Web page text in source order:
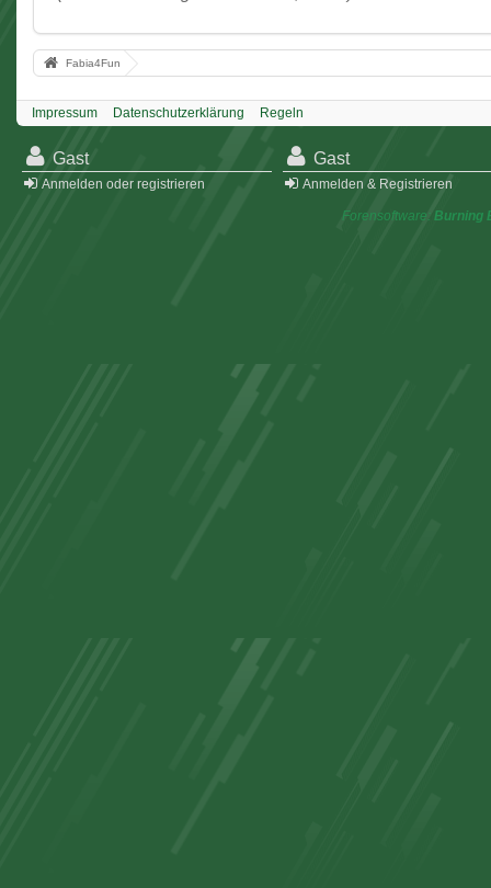
Fabia4Fun
Impressum Datenschutzerklärung Regeln
Gast
Anmelden oder registrieren
Gast
Anmelden & Registrieren
Forensoftware: Burning